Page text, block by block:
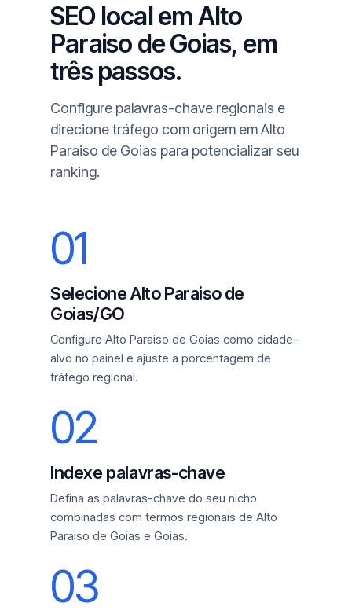
SEO local em Alto
Paraiso de Goias, em
três passos.
Configure palavras-chave regionais e
direcione tráfego com origem em Alto
Paraiso de Goias para potencializar seu
ranking.
01
Selecione Alto Paraiso de
Goias/GO
Configure Alto Paraiso de Goias como cidade-
alvo no painel e ajuste a porcentagem de
tráfego regional.
02
Indexe palavras-chave
Defina as palavras-chave do seu nicho
combinadas com termos regionais de Alto
Paraiso de Goias e Goias.
03